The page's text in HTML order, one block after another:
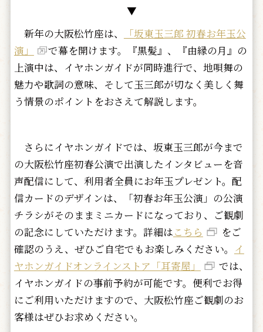
▼
新年の大阪松竹座は、
「坂東玉三郎 初春お年玉公
演」
で幕を開けます。『黒髪』、『由縁の月』の
上演中は、イヤホンガイドが同時進行で、地唄舞の
魅力や歌詞の意味、そして玉三郎が切なく美しく舞
う情景のポイントをおさえて解説します。
さらにイヤホンガイドでは、坂東玉三郎が今まで
の大阪松竹座初春公演で出演したインタビューを音
声配信にして、利用者全員にお年玉プレゼント。配
信カードのデザインは、「初春お年玉公演」の公演
チラシがそのままミニカードになっており、ご観劇
の記念にしていただけます。詳細はこちら
をご
確認のうえ、ぜひご自宅でもお楽しみください。 イ
ヤホンガイドオンラインストア「耳寄屋」
では、
イヤホンガイドの事前予約が可能です。便利でお得
にご利用いただけますので、大阪松竹座ご観劇のお
客様はぜひお求めください。